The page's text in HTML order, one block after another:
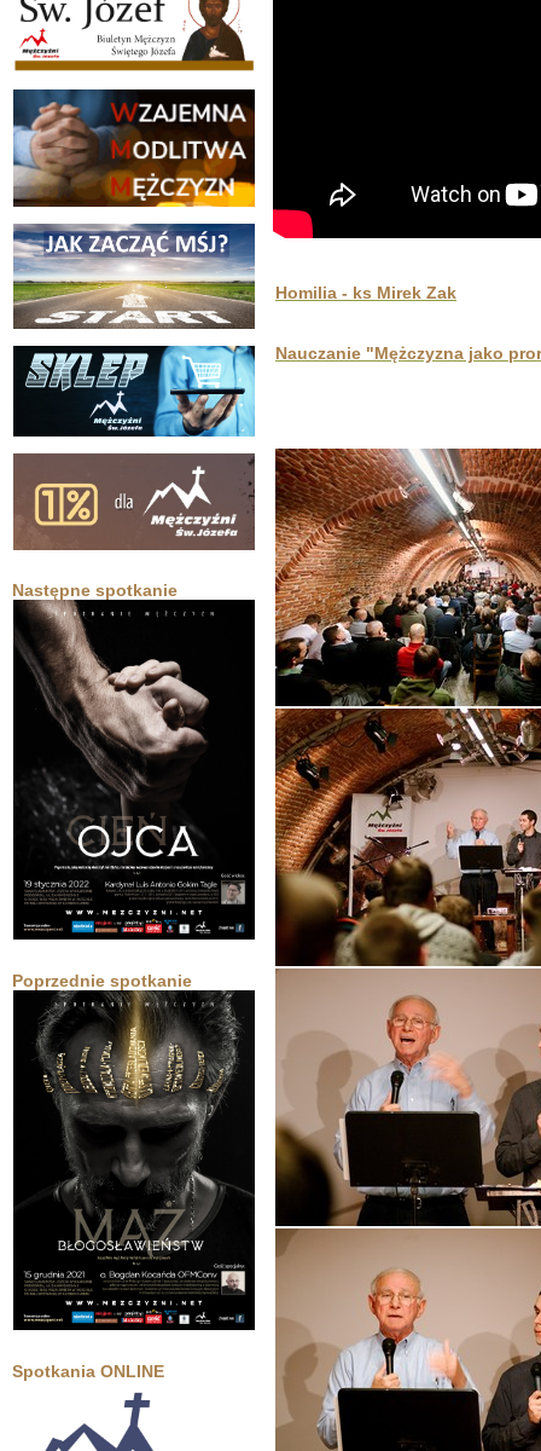
Następne spotkanie
Poprzednie spotkanie
Spotkania ONLINE
Homilia - ks Mirek Zak
Nauczanie "Mężczyzna jako